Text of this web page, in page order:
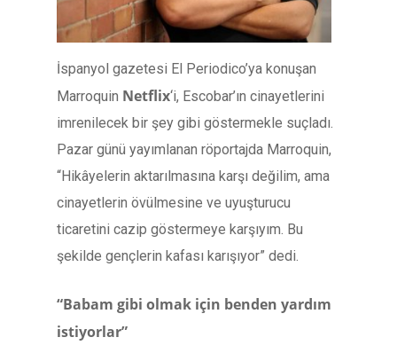
İspanyol gazetesi El Periodico’ya konuşan
Marroquin Netflix‘i, Escobar’ın cinayetlerini
imrenilecek bir şey gibi göstermekle suçladı.
Pazar günü yayımlanan röportajda Marroquin,
“Hikâyelerin aktarılmasına karşı değilim, ama
cinayetlerin övülmesine ve uyuşturucu
ticaretini cazip göstermeye karşıyım. Bu
şekilde gençlerin kafası karışıyor” dedi.
“Babam gibi olmak için benden yardım
istiyorlar”